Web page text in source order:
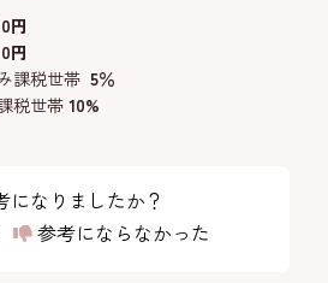
0円
0円
課税世帯 5％
税世帯 10%
になりましたか？
参考にならなかった